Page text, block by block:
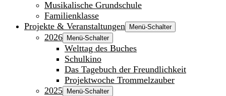
Musikalische Grundschule
Familienklasse
Projekte & Veranstaltungen
Menü-Schalter
2026 Menü-Schalter
Welttag des Buches
Schulkino
Das Tagebuch der Freundlichkeit
Projektwoche Trommelzauber
2025
Menü-Schalter